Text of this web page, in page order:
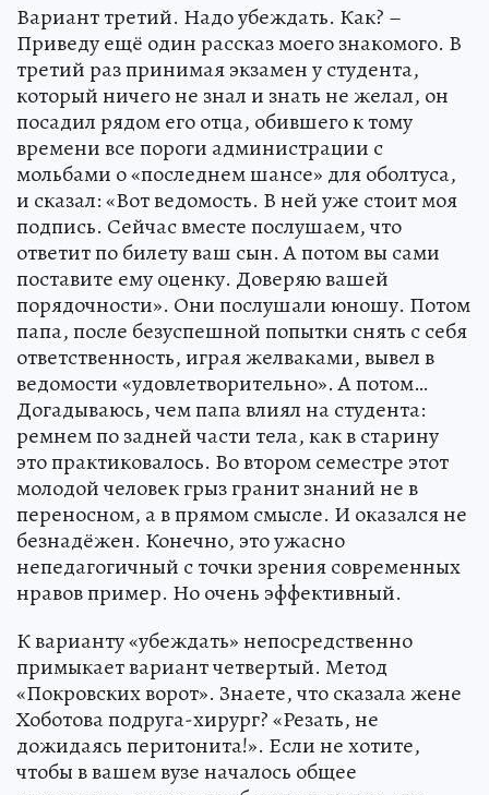
Вариант третий. Надо убеждать. Как? –
Приведу ещё один рассказ моего знакомого. В
третий раз принимая экзамен у студента,
который ничего не знал и знать не желал, он
посадил рядом его отца, обившего к тому
времени все пороги администрации с
мольбами о «последнем шансе» для оболтуса,
и сказал: «Вот ведомость. В ней уже стоит моя
подпись. Сейчас вместе послушаем, что
ответит по билету ваш сын. А потом вы сами
поставите ему оценку. Доверяю вашей
порядочности». Они послушали юношу. Потом
папа, после безуспешной попытки снять с себя
ответственность, играя желваками, вывел в
ведомости «удовлетворительно». А потом…
Догадываюсь, чем папа влиял на студента:
ремнем по задней части тела, как в старину
это практиковалось. Во втором семестре этот
молодой человек грыз гранит знаний не в
переносном, а в прямом смысле. И оказался не
безнадёжен. Конечно, это ужасно
непедагогичный с точки зрения современных
нравов пример. Но очень эффективный.
К варианту «убеждать» непосредственно
примыкает вариант четвертый. Метод
«Покровских ворот». Знаете, что сказала жене
Хоботова подруга-хирург? «Резать, не
дожидаясь перитонита!». Если не хотите,
чтобы в вашем вузе началось общее